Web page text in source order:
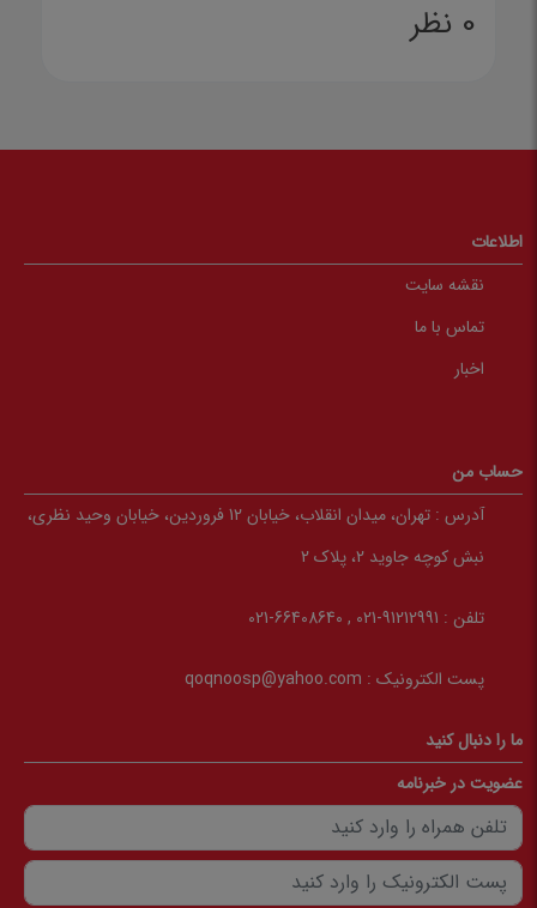
0 نظر
اطلاعات
نقشه سایت
تماس با ما
اخبار
حساب من
آدرس :
تهران، میدان انقلاب، خیابان 12 فروردین، خیابان وحید نظری،
نبش کوچه جاوید 2، پلاک 2
تلفن : 91212991-021 , 66408640-021
پست الکترونیک : qoqnoosp@yahoo.com
ما را دنبال کنید
عضویت در خبرنامه